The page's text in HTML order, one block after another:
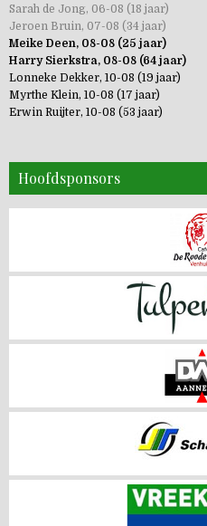
Sarah de Jong, 06-08 (18 jaar)
Jeroen Bruin, 07-08 (34 jaar)
Meike Deen, 08-08 (25 jaar)
Harry Sierkstra, 08-08 (64 jaar)
Lonneke Dekker, 10-08 (19 jaar)
Myrthe Klein, 10-08 (17 jaar)
Erwin Ruijter, 10-08 (53 jaar)
Hoofdsponsors